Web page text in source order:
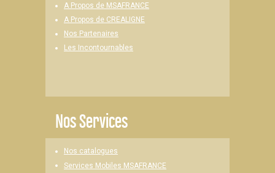
A Propos de MSAFRANCE
A Propos de CREALIGNE
Nos Partenaires
Les Incontournables
Nos Services
Nos catalogues
Services Mobiles MSAFRANCE